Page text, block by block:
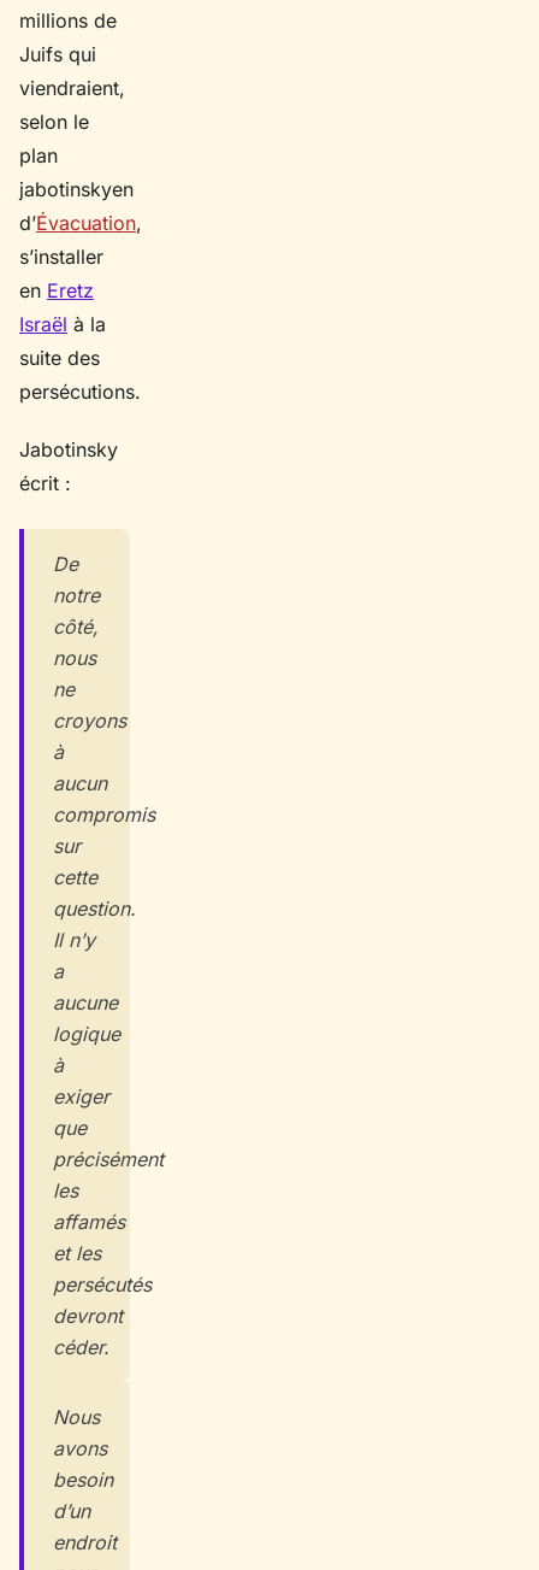
millions de
Juifs qui
viendraient,
selon le
plan
jabotinskyen
d’Évacuation,
s’installer
en Eretz
Israël à la
suite des
persécutions.
Jabotinsky
écrit :
De
notre
côté,
nous
ne
croyons
à
aucun
compromis
sur
cette
question.
Il n’y
a
aucune
logique
à
exiger
que
précisément
les
affamés
et les
persécutés
devront
céder.
Nous
avons
besoin
d’un
endroit